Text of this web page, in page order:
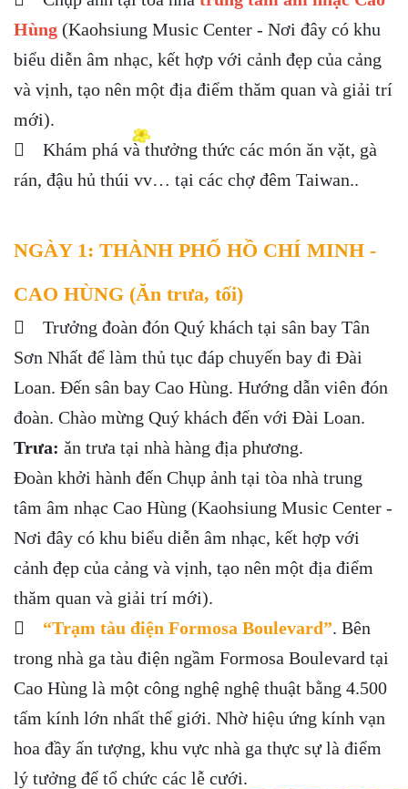
Hùng (Kaohsiung Music Center - Nơi đây có khu
biểu diễn âm nhạc, kết hợp với cảnh đẹp của cảng
và vịnh, tạo nên một địa điểm thăm quan và giải trí
mới).
 Khám phá và thưởng thức các món ăn vặt, gà
rán, đậu hủ thúi vv… tại các chợ đêm Taiwan..
NGÀY 1: THÀNH PHỐ HỒ CHÍ MINH -
CAO HÙNG (Ăn trưa, tối)
 Trưởng đoàn đón Quý khách tại sân bay Tân
Sơn Nhất để làm thủ tục đáp chuyến bay đi Đài
Loan. Đến sân bay Cao Hùng. Hướng dẫn viên đón
đoàn. Chào mừng Quý khách đến với Đài Loan.
Trưa: ăn trưa tại nhà hàng địa phương.
Đoàn khởi hành đến Chụp ảnh tại tòa nhà trung
tâm âm nhạc Cao Hùng (Kaohsiung Music Center -
Nơi đây có khu biểu diễn âm nhạc, kết hợp với
cảnh đẹp của cảng và vịnh, tạo nên một địa điểm
thăm quan và giải trí mới).
 “Trạm tàu điện Formosa Boulevard”. Bên
trong nhà ga tàu điện ngầm Formosa Boulevard tại
Cao Hùng là một công nghệ nghệ thuật bằng 4.500
tấm kính lớn nhất thế giới. Nhờ hiệu ứng kính vạn
hoa đầy ấn tượng, khu vực nhà ga thực sự là điểm
lý tưởng để tổ chức các lễ cưới.